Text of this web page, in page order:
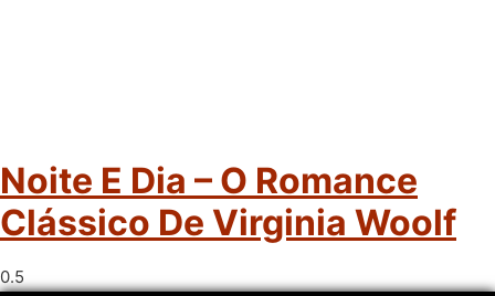
Noite E Dia – O Romance
Clássico De Virginia Woolf